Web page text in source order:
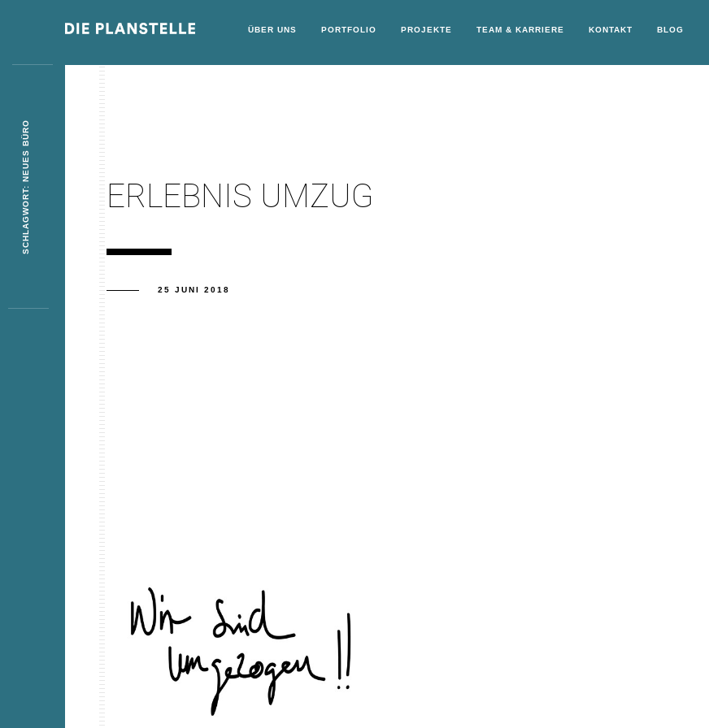
ÜBER UNS PORTFOLIO PROJEKTE TEAM & KARRIERE KONTAKT BLOG
ERLEBNIS UMZUG
25 JUNI 2018
SCHLAGWORT: NEUES BÜRO